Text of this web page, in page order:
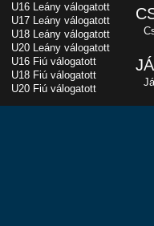
U16 Leány válogatott
U17 Leány válogatott
U18 Leány válogatott
U20 Leány válogatott
U16 Fiú válogatott
U18 Fiú válogatott
U20 Fiú válogatott